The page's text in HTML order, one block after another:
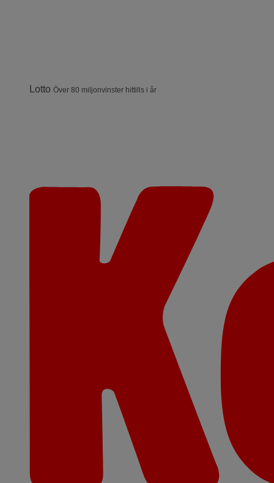
Lotto Över 80 miljonvinster hittills i år